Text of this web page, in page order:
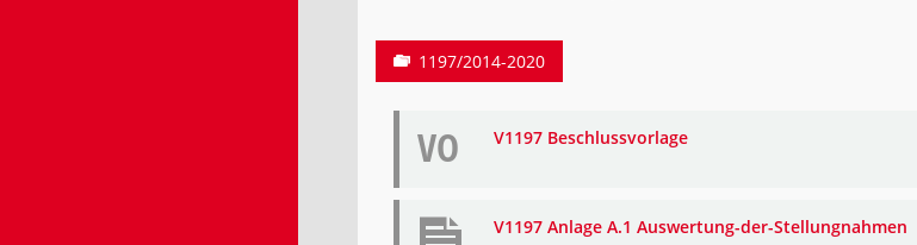
1197/2014-2020
VO V1197 Beschlussvorlage
V1197 Anlage A.1 Auswertung-der-Stellungnahmen